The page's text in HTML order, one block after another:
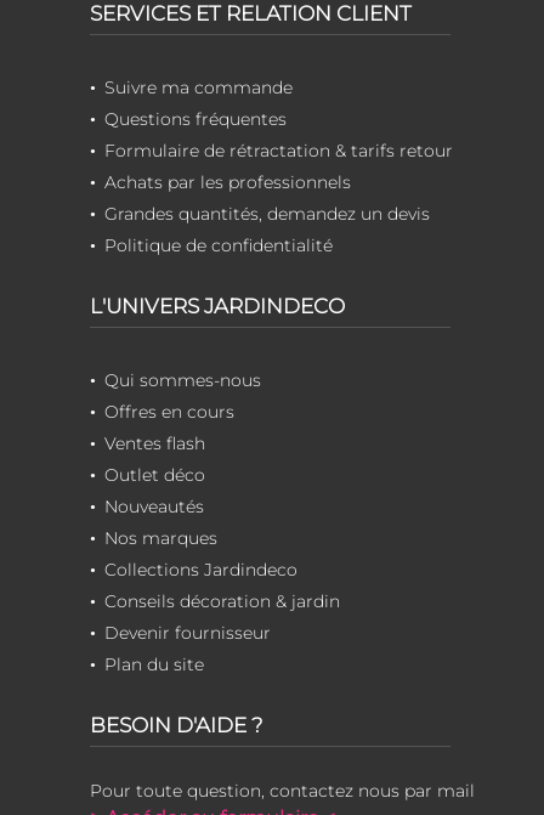
SERVICES ET RELATION CLIENT
Suivre ma commande
Questions fréquentes
Formulaire de rétractation & tarifs retour
Achats par les professionnels
Grandes quantités, demandez un devis
Politique de confidentialité
L'UNIVERS JARDINDECO
Qui sommes-nous
Offres en cours
Ventes flash
Outlet déco
Nouveautés
Nos marques
Collections Jardindeco
Conseils décoration & jardin
Devenir fournisseur
Plan du site
BESOIN D'AIDE ?
Pour toute question, contactez nous par mail